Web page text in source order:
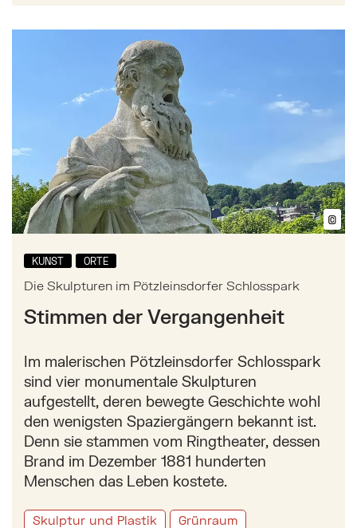
©
KUNST ORTE
Die Skulpturen im Pötzleinsdorfer Schlosspark
Stimmen der Vergangenheit
Im malerischen Pötzleinsdorfer Schlosspark
sind vier monumentale Skulpturen
aufgestellt, deren bewegte Geschichte wohl
den wenigsten Spaziergängern bekannt ist.
Denn sie stammen vom Ringtheater, dessen
Brand im Dezember 1881 hunderten
Menschen das Leben kostete.
Skulptur und Plastik Grünraum
Mehr zu: Die Skulpturen im Pötzleinsdorfer